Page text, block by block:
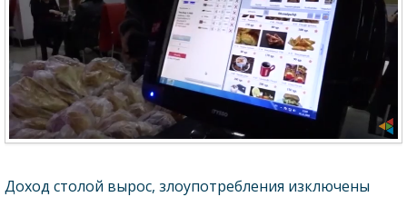
Доход столой вырос, злоупотребления изключены